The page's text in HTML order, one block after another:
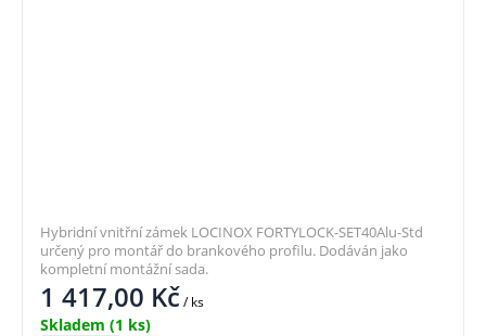
1 417,00 Kč/ ks
Skladem (1 ks)
Hybridní vnitřní zámek LOCINOX FORTYLOCK-SET40Alu-Std
určený pro montář do brankového profilu. Dodáván jako
kompletní montážní sada.